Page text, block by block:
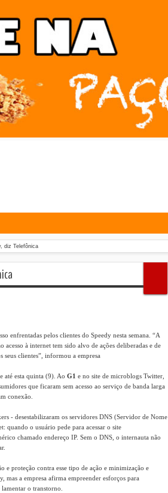
diz Telefônica
enfrentadas pelos clientes do Speedy nesta semana. “A
à internet tem sido alvo de ações deliberadas e de
seus clientes”, informou a empresa
até esta quinta (9). Ao G1 e no site de microblogs Twitter,
que ficaram sem acesso ao serviço de banda larga
conexão.
- desestabilizaram os servidores DNS (Servidor de Nome
quando o usuário pede para acessar o site
chamado endereço IP. Sem o DNS, o internauta não
e proteção contra esse tipo de ação e minimização e
mas a empresa afirma empreender esforços para
o transtorno.